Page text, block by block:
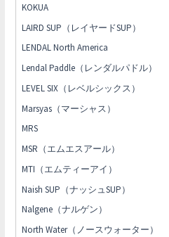
KOKUA
LAIRD SUP（レイヤードSUP）
LENDAL North America
Lendal Paddle（レンダルパドル）
LEVEL SIX（レベルシックス）
Marsyas（マーシャス）
MRS
MSR（エムエスアール）
MTI（エムティーアイ）
Naish SUP（ナッシュSUP）
Nalgene（ナルゲン）
North Water（ノースウォーター）